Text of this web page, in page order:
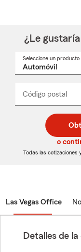
¿Le
Seleccione un producto
Código postal
de
5
de
5
_____
o
Todas las cotizaciones
Las Vegas Office
Detalles de